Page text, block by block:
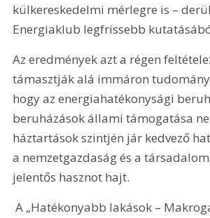
külkereskedelmi mérlegre is –
Energiaklub legfrissebb
Az eredmények azt a régen
támasztják alá immáron
hogy az energiahatékonysági
beruházások állami támogatása
háztartások szintjén jár kedvező
a nemzetgazdaság és a
jelentős hasznot hajt.
A „Hatékonyabb lakások – Makrogazdasági